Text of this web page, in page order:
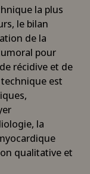
la plus
le bilan
de la
pour
récidive et de
est
la
qualitative et